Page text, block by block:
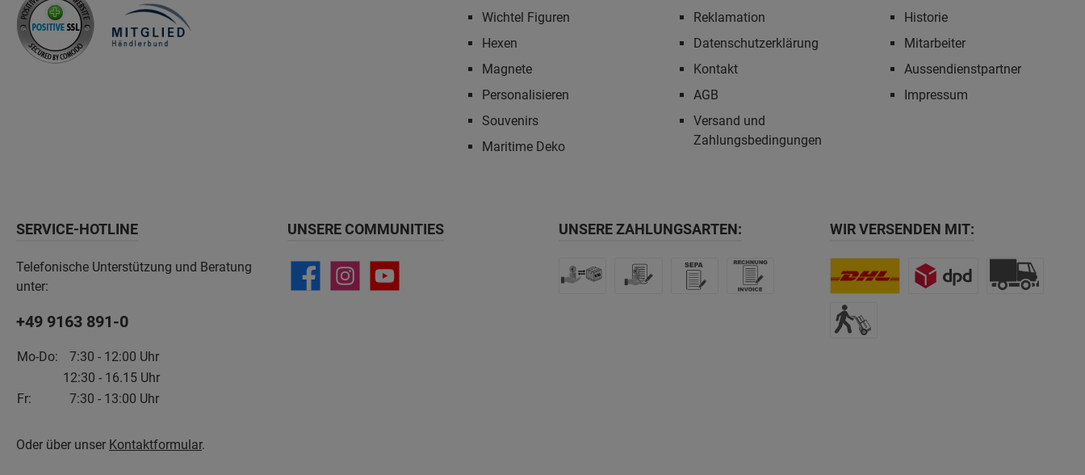
Wichtel Figuren
Hexen
Magnete
Personalisieren
Souvenirs
Maritime Deko
Reklamation
Datenschutzerklärung
Kontakt
AGB
Versand und
Zahlungsbedingungen
Historie
Mitarbeiter
Aussendienstpartner
Impressum
SERVICE-HOTLINE
Telefonische Unterstützung und Beratung
unter:
+49 9163 891-0
Mo-Do:
7:30 - 12:00 Uhr
12:30 - 16.15 Uhr
Fr:
7:30 - 13:00 Uhr
Oder über unser Kontaktformular.
UNSERE COMMUNITIES UNSERE ZAHLUNGSARTEN: WIR VERSENDEN MIT: